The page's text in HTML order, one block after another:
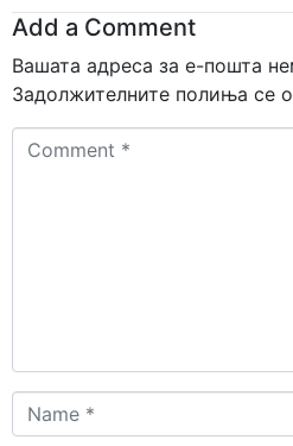
Add a Comment
Вашата адреса за е-пошта
Задолжителните полиња се
Comment
Name
*